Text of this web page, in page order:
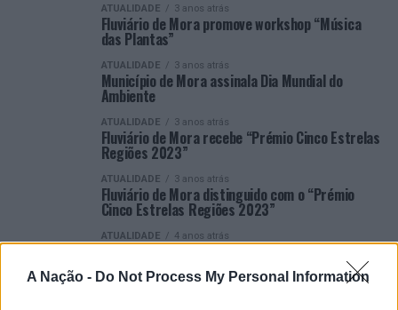
A Nação - Do Not Process My Personal Information
ATUALIDADE 3 anos atrás
Fluviário de Mora promove workshop “Música
das Plantas”
ATUALIDADE 3 anos atrás
Município de Mora assinala Dia Mundial do
Ambiente
ATUALIDADE 3 anos atrás
Fluviário de Mora recebe “Prémio Cinco Estrelas
Regiões 2023”
ATUALIDADE 3 anos atrás
Fluviário de Mora distinguido com o “Prémio
Cinco Estrelas Regiões 2023”
ATUALIDADE 4 anos atrás
Mora: Abertas as candidaturas ao Prémio
Fluviário 2022 – Jovem Cientista do Ano